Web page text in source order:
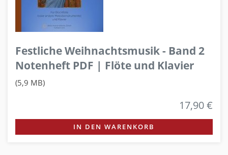
Festliche Weihnachtsmusik - Band 2
Notenheft PDF | Flöte und Klavier
(5,9 MB)
17,90 €
IN DEN WARENKORB